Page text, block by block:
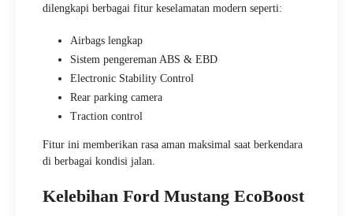
dilengkapi berbagai fitur keselamatan modern seperti:
Airbags lengkap
Sistem pengereman ABS & EBD
Electronic Stability Control
Rear parking camera
Traction control
Fitur ini memberikan rasa aman maksimal saat berkendara
di berbagai kondisi jalan.
Kelebihan Ford Mustang EcoBoost